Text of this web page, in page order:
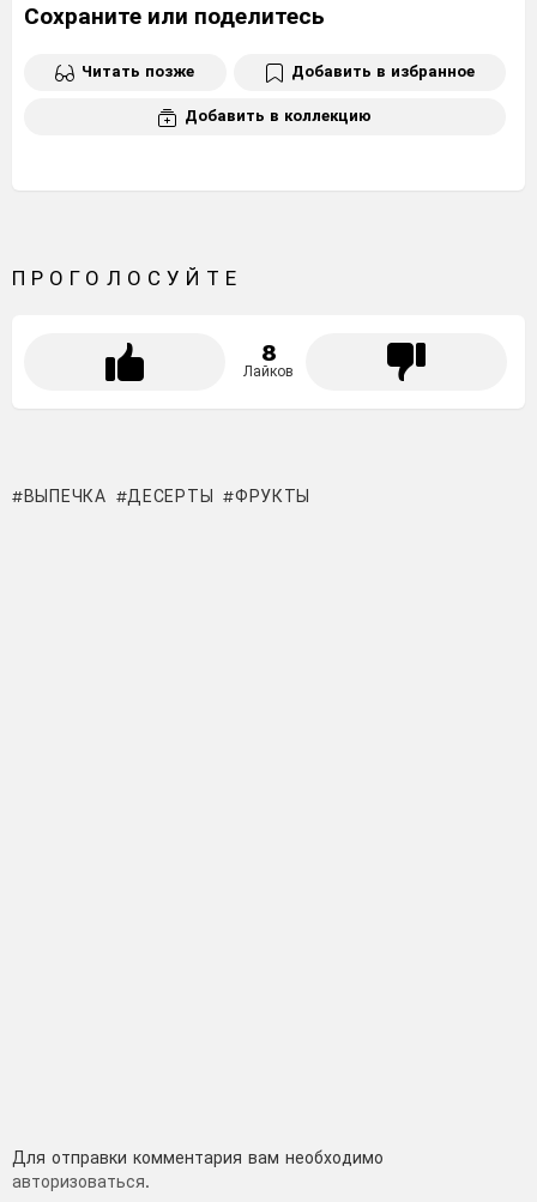
Сохраните или поделитесь
Читать позже Добавить в избранное
Добавить в коллекцию
ПРОГОЛОСУЙТЕ
8
Лайков
ВЫПЕЧКА ДЕСЕРТЫ ФРУКТЫ
Добавить
комментарий
Для отправки комментария вам необходимо
авторизоваться.